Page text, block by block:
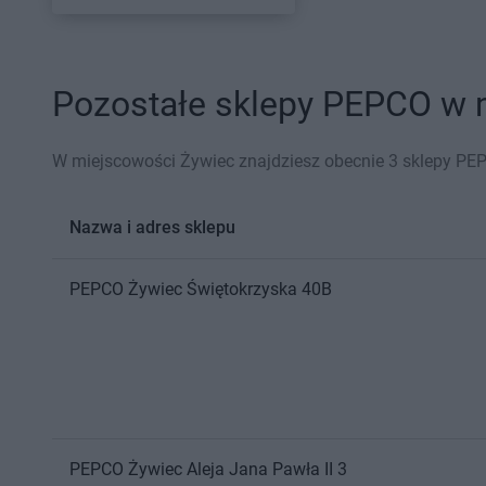
Pozostałe sklepy PEPCO
W miejscowości Żywiec znajdziesz obecnie 3 sklepy
Nazwa i adres sklepu
PEPCO Żywiec Świętokrzyska 40B
PEPCO Żywiec Aleja Jana Pawła II 3